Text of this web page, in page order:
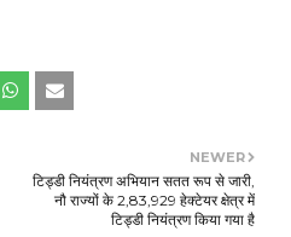
NEWER
टिड्डी नियंत्रण अभियान सतत रूप से जारी,
नौ राज्यों के 2,83,929 हेक्टेयर क्षेत्र में
टिड्डी नियंत्रण किया गया है